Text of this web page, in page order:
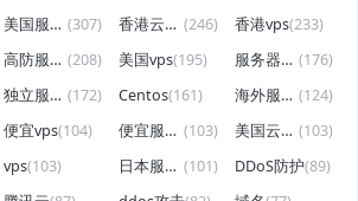
美国服务器 (307) 香港云服务器 (246) 香港vps(233)
高防服务器 (208) 美国vps(195) 服务器租用 (176)
独立服务器 (172) Centos(161) 海外服务器 (124)
便宜vps(104) 便宜服务器 (103) 美国云服务器 (103)
vps(103) 日本服务器 (101) DDoS防护(89)